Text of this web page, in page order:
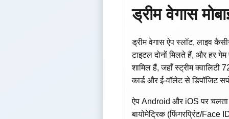
ड्रीम वेगास
ड्रीम वेगास ऐप स्लॉट, लाइव
टाइटल दोनों मिलते हैं, और हर
शामिल हैं, जहाँ स्ट्रीम
कार्ड और ई-वॉलेट से डिपॉजिट
ऐप Android और iOS पर चलता
बायोमेट्रिक (फिंगरप्रिंट/Face